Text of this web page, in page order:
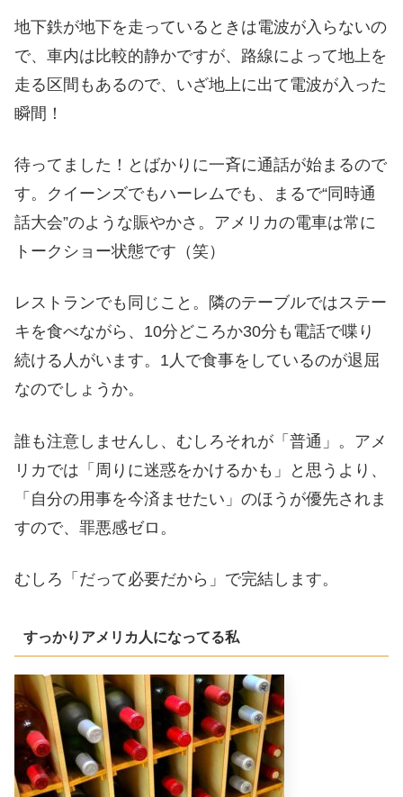
地下鉄が地下を走っているときは電波が入らないの
で、車内は比較的静かですが、路線によって地上を
走る区間もあるので、いざ地上に出て電波が入った
瞬間！
待ってました！とばかりに一斉に通話が始まるので
す。クイーンズでもハーレムでも、まるで“同時通
話大会”のような賑やかさ。アメリカの電車は常に
トークショー状態です（笑）
レストランでも同じこと。隣のテーブルではステー
キを食べながら、10分どころか30分も電話で喋り
続ける人がいます。1人で食事をしているのが退屈
なのでしょうか。
誰も注意しませんし、むしろそれが「普通」。アメ
リカでは「周りに迷惑をかけるかも」と思うより、
「自分の用事を今済ませたい」のほうが優先されま
すので、罪悪感ゼロ。
むしろ「だって必要だから」で完結します。
すっかりアメリカ人になってる私